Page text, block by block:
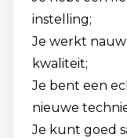
instelling;
Je werkt
kwaliteit;
Je bent een
nieuwe
Je kunt goed